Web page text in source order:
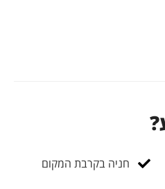
חניה בקרבת המקום